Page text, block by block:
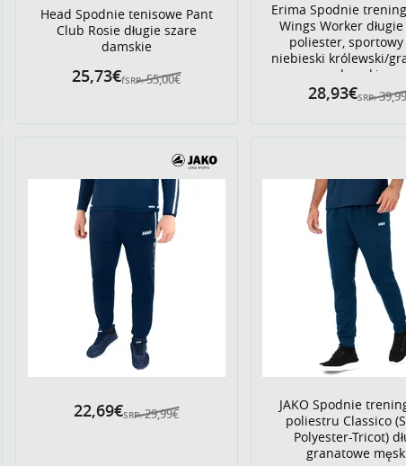
Head Spodnie tenisowe Pant
Club Rosie długie szare
damskie
fSRP: 55,00€
25,73€
Erima Spodnie
Wings Worker długie
poliester,
niebieski królewski/
damskie
SRP:
28,93€
SRP: 29,99€
22,69€
JAKO Spodnie
poliestru Classico
Polyester-Tricot)
granatowe